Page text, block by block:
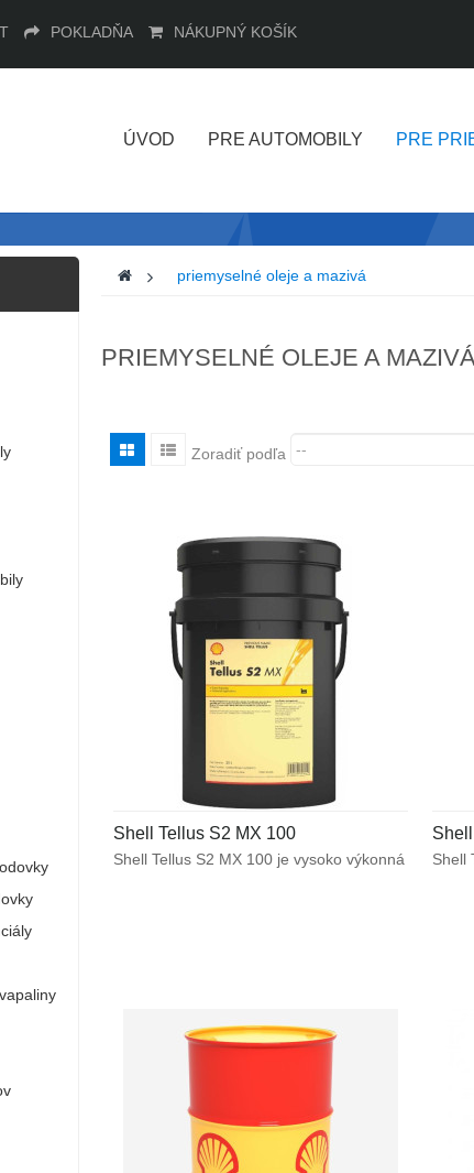
POKLADŇA NÁKUPNÝ KOŠÍK
ÚVOD PRE AUTOMOBILY PRE
> priemyselné oleje a mazivá
PRIEMYSELNÉ OLEJE A
Zoradiť podľa
Shell Tellus S2 MX 100
Shell Tellus S2 MX 100 je vysoko výkonná
Shell